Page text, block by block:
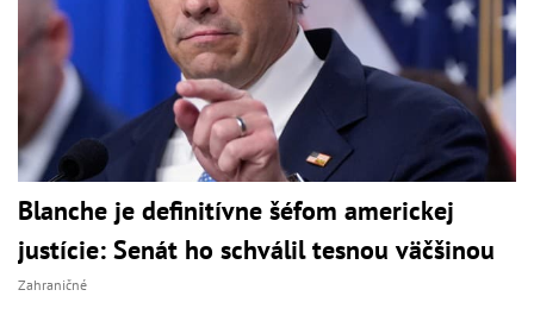
Blanche je definitívne šéfom americkej
justície: Senát ho schválil tesnou väčšinou
Zahraničné